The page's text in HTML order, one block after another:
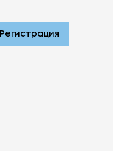
Регистрация